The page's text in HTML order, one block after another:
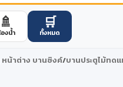
🚿
งน้ำ
🛒
ทั้งหมด
หน้าต่าง บานซิงค์/บานประตูไม้ทด